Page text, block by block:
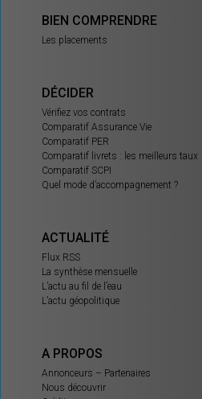
BIEN COMPRENDRE
Les placements
DÉCIDER
Vérifiez vos contrats
Comparatif Assurance Vie
Comparatif PER
Comparatif livrets : les meilleurs taux
Comparatif SCPI
Quel mode d’accompagnement ?
ACTUALITÉ
Flux RSS
La synthèse mensuelle
L’actu au fil de l’eau
L’actu géopolitique
A PROPOS
Annonceurs – Partenaires
Nous découvrir